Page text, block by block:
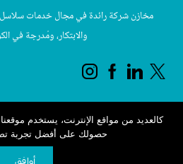
مخازن شركة رائدة في مجال خدمات سلاسل
والابتكار، ومُدرجة في
حقوق النشر © 2025 محفوظة لأجيلتي
كالعديد من مواقع الإنترنت، يستخدم
حصولك على أفضل تجربة
أوافق